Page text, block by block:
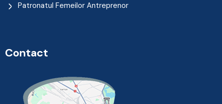
Patronatul Femeilor Antreprenor
Contact